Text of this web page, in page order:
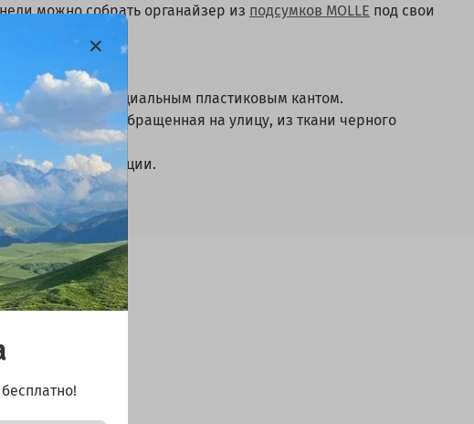
можно собрать органайзер из подсумков MOLLE под свои
и держится специальным пластиковым кантом.
сторона, обращенная на улицу, из ткани черного
термоизоляции.